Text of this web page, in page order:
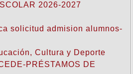
2026-2027
solicitud admision alumnos-
Cultura y Deporte
PRÉSTAMOS DE